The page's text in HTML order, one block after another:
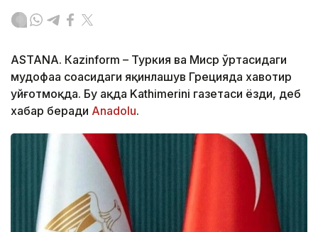
ASTANА. Кazinform – Туркия ва Миср ўртасидаги
мудофаа соҳасидаги яқинлашув Грецияда хавотир
уйғотмоқда. Бу ҳақда Kathimerini газетаси ёзди, деб
хабар беради Аnadolu.